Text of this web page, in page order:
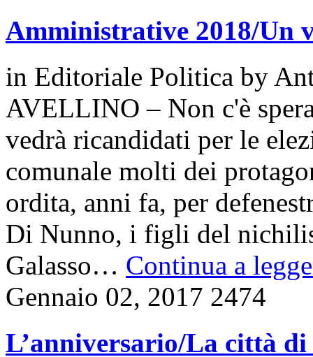
Amministrative 2018/Un
in Editoriale Politica by
AVELLINO – Non c'è
vedrà ricandidati per le
comunale molti dei
ordita, anni fa, per
Di Nunno, i figli del
Galasso… Continua a
Gennaio 02, 2017 2474
L’anniversario/La città